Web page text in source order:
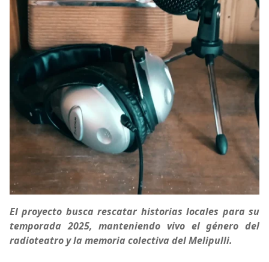
El proyecto busca rescatar historias locales para su
temporada 2025, manteniendo vivo el género del
radioteatro y la memoria colectiva del Melipulli.